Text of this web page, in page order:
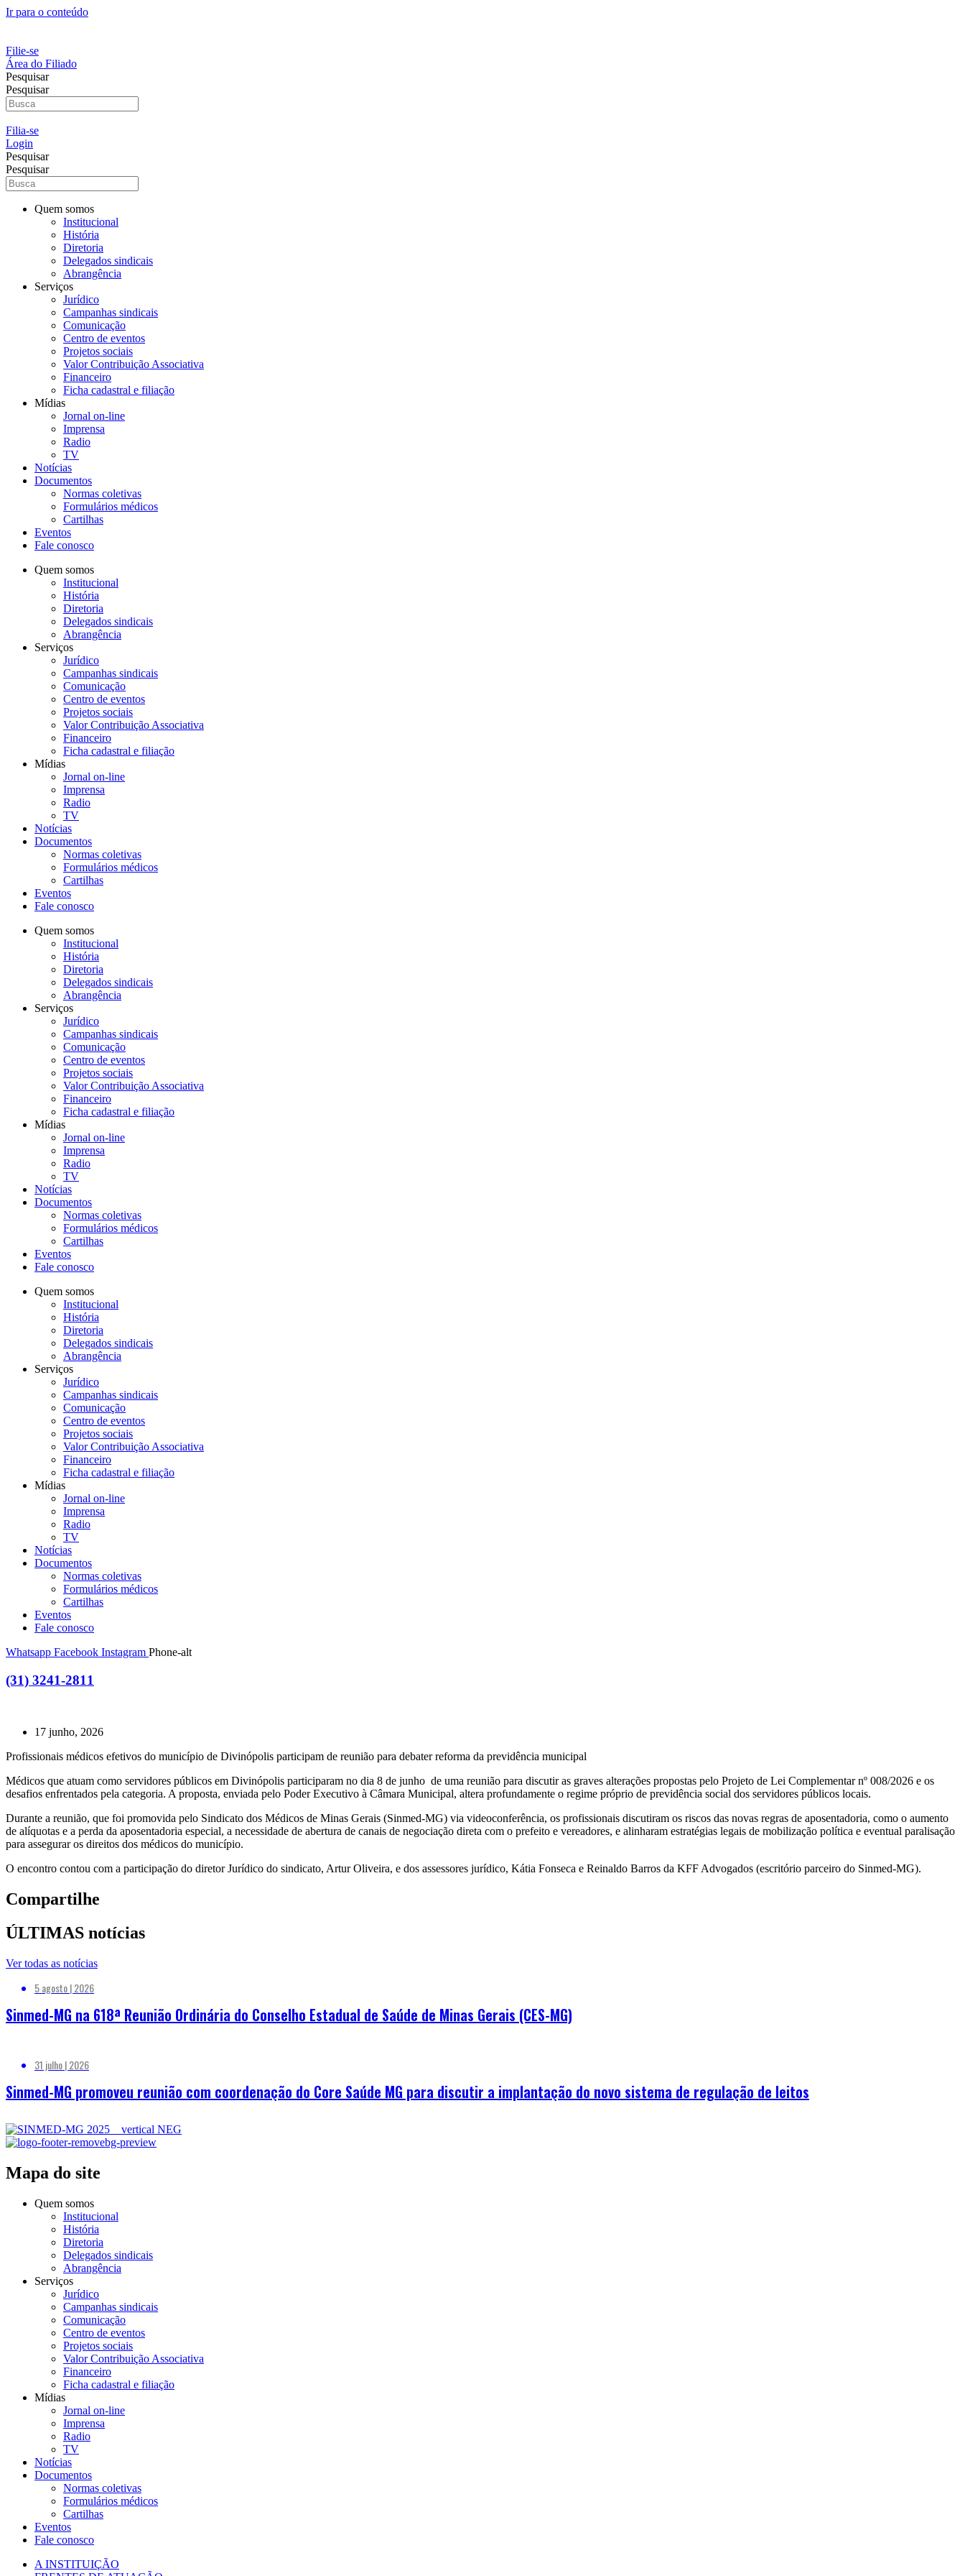
Ir para o conteúdo
Filie-se
Área do Filiado
Pesquisar
Pesquisar
Filia-se
Login
Pesquisar
Pesquisar
Quem somos
Institucional
História
Diretoria
Delegados sindicais
Abrangência
Serviços
Jurídico
Campanhas sindicais
Comunicação
Centro de eventos
Projetos sociais
Valor Contribuição Associativa
Financeiro
Ficha cadastral e filiação
Mídias
Jornal on-line
Imprensa
Radio
TV
Notícias
Documentos
Normas coletivas
Formulários médicos
Cartilhas
Eventos
Fale conosco
Quem somos
Institucional
História
Diretoria
Delegados sindicais
Abrangência
Serviços
Jurídico
Campanhas sindicais
Comunicação
Centro de eventos
Projetos sociais
Valor Contribuição Associativa
Financeiro
Ficha cadastral e filiação
Mídias
Jornal on-line
Imprensa
Radio
TV
Notícias
Documentos
Normas coletivas
Formulários médicos
Cartilhas
Eventos
Fale conosco
Quem somos
Institucional
História
Diretoria
Delegados sindicais
Abrangência
Serviços
Jurídico
Campanhas sindicais
Comunicação
Centro de eventos
Projetos sociais
Valor Contribuição Associativa
Financeiro
Ficha cadastral e filiação
Mídias
Jornal on-line
Imprensa
Radio
TV
Notícias
Documentos
Normas coletivas
Formulários médicos
Cartilhas
Eventos
Fale conosco
Quem somos
Institucional
História
Diretoria
Delegados sindicais
Abrangência
Serviços
Jurídico
Campanhas sindicais
Comunicação
Centro de eventos
Projetos sociais
Valor Contribuição Associativa
Financeiro
Ficha cadastral e filiação
Mídias
Jornal on-line
Imprensa
Radio
TV
Notícias
Documentos
Normas coletivas
Formulários médicos
Cartilhas
Eventos
Fale conosco
Whatsapp Facebook Instagram Phone-alt
(31) 3241-2811
17 junho, 2026
Profissionais médicos efetivos do município de Divinópolis participam de reunião para debater reforma da previdência municipal
Médicos que atuam como servidores públicos em Divinópolis participaram no dia 8 de junho de uma reunião para discutir as graves alterações propostas pelo Projeto de Lei Complementar nº 008/2026 e os
desafios enfrentados pela categoria. A proposta, enviada pelo Poder Executivo à Câmara Municipal, altera profundamente o regime próprio de previdência social dos servidores públicos locais.
Durante a reunião, que foi promovida pelo Sindicato dos Médicos de Minas Gerais (Sinmed-MG) via videoconferência, os profissionais discutiram os riscos das novas regras de aposentadoria, como o aumento
de alíquotas e a perda da aposentadoria especial, a necessidade de abertura de canais de negociação direta com o prefeito e vereadores, e alinharam estratégias legais de mobilização política e eventual paralisação
para assegurar os direitos dos médicos do município.
O encontro contou com a participação do diretor Jurídico do sindicato, Artur Oliveira, e dos assessores jurídico, Kátia Fonseca e Reinaldo Barros da KFF Advogados (escritório parceiro do Sinmed-MG).
Compartilhe
ÚLTIMAS notícias
Ver todas as notícias
5 agosto | 2026
Sinmed-MG na 618ª Reunião Ordinária do Conselho Estadual de Saúde de Minas Gerais (CES-MG)
31 julho | 2026
Sinmed-MG promoveu reunião com coordenação do Core Saúde MG para discutir a implantação do novo sistema de regulação de leitos
Mapa do site
Quem somos
Institucional
História
Diretoria
Delegados sindicais
Abrangência
Serviços
Jurídico
Campanhas sindicais
Comunicação
Centro de eventos
Projetos sociais
Valor Contribuição Associativa
Financeiro
Ficha cadastral e filiação
Mídias
Jornal on-line
Imprensa
Radio
TV
Notícias
Documentos
Normas coletivas
Formulários médicos
Cartilhas
Eventos
Fale conosco
A INSTITUIÇÃO